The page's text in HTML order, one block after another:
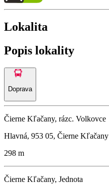
Lokalita
Popis lokality
Doprava
Čierne Kľačany, rázc. Volkovce
Hlavná, 953 05, Čierne Kľačany
298 m
Čierne Kľačany, Jednota